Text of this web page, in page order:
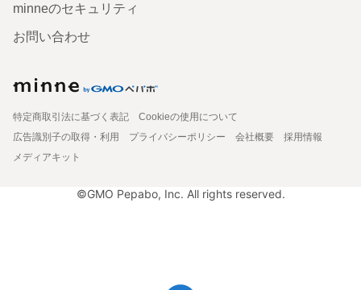
minneのセキュリティ
お問い合わせ
特定商取引法に基づく表記
Cookieの使用について
広告識別子の取得・利用
プライバシーポリシー 会社概要
採用情報
メディアキット
©GMO Pepabo, Inc. All rights reserved.